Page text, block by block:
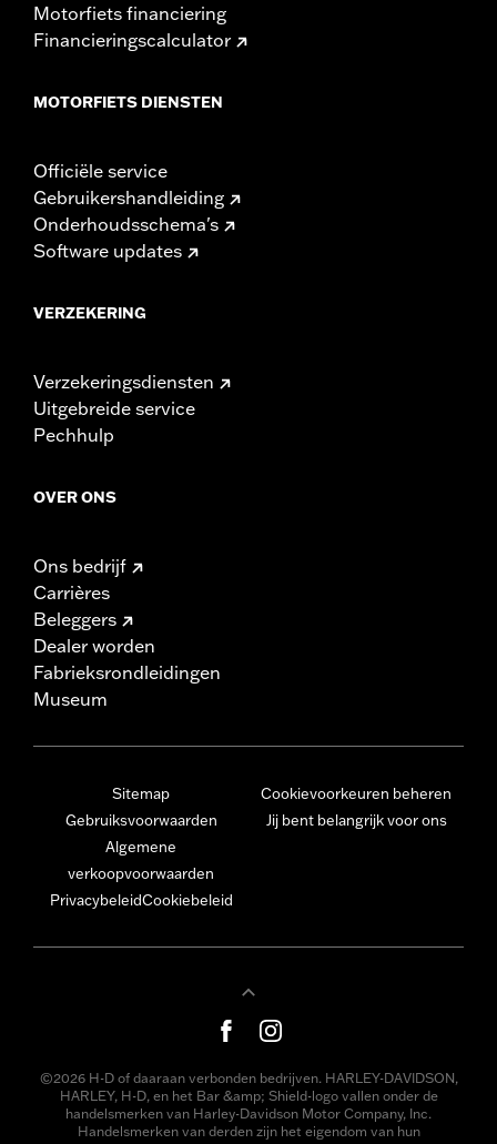
Motorfiets financiering
Financieringscalculator
MOTORFIETS DIENSTEN
Officiële service
Gebruikershandleiding
Onderhoudsschema's
Software updates
VERZEKERING
Verzekeringsdiensten
Uitgebreide service
Pechhulp
OVER ONS
Ons bedrijf
Carrières
Beleggers
Dealer worden
Fabrieksrondleidingen
Museum
Sitemap
Gebruiksvoorwaarden
Algemene
verkoopvoorwaarden
PrivacybeleidCookiebeleid
Cookievoorkeuren beheren
Jij bent belangrijk voor ons
©2026 H-D of daaraan verbonden bedrijven. HARLEY-DAVIDSON,
HARLEY, H-D, en het Bar &amp; Shield-logo vallen onder de
handelsmerken van Harley-Davidson Motor Company, Inc.
Handelsmerken van derden zijn het eigendom van hun